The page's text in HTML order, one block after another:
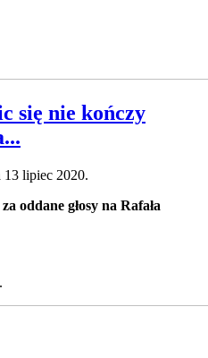
się nie kończy
13 lipiec 2020.
oddane głosy na Rafała
.